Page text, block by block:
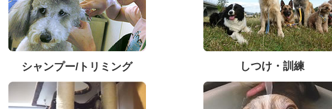
シャンプー/トリミング しつけ・訓練